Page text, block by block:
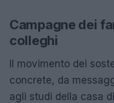
Campagne dei
colleghi
Il movimento dei
concrete, da
agli studi della casa